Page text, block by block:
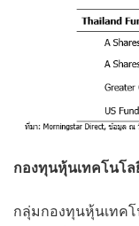
กองทุนหุ้นเทคโนโ
กลุ่มกองทุนหุ้นเทค